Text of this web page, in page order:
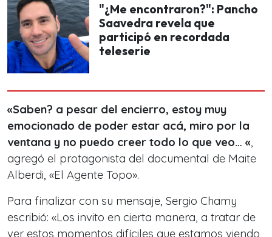
"¿Me encontraron?": Pancho
Saavedra revela que
participó en recordada
teleserie
«Saben? a pesar del encierro, estoy muy
emocionado de poder estar acá, miro por la
ventana y no puedo creer todo lo que veo… «,
agregó el protagonista del documental de Maite
Alberdi, «El Agente Topo».
Para finalizar con su mensaje, Sergio Chamy
escribió: «Los invito en cierta manera, a tratar de
ver estos momentos difíciles que estamos viendo,